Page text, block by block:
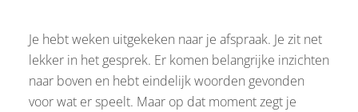
Je hebt weken uitgekeken naar je afspraak. Je zit net
lekker in het gesprek. Er komen belangrijke inzichten
naar boven en hebt eindelijk woorden gevonden
voor wat er speelt. Maar op dat moment zegt je